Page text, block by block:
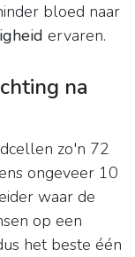
bloed naar
ervaren.
na
zo'n 72
ongeveer 10
waar de
op een
het beste één